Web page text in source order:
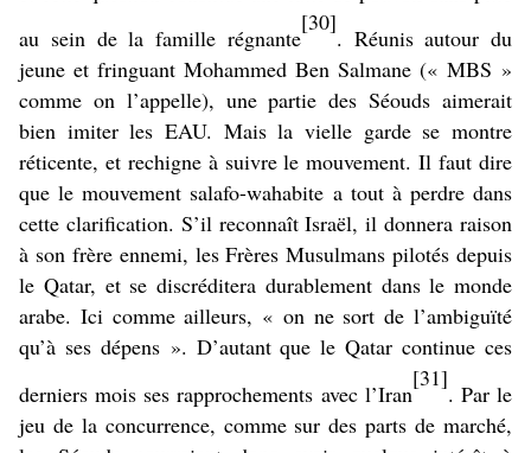
au sein de la famille régnante
[30]
. Réunis autour du
jeune et fringuant Mohammed Ben Salmane (« MBS »
comme on l’appelle), une partie des Séouds aimerait
bien imiter les EAU. Mais la vielle garde se montre
réticente, et rechigne à suivre le mouvement. Il faut dire
que le mouvement salafo-wahabite a tout à perdre dans
cette clarification. S’il reconnaît Israël, il donnera raison
à son frère ennemi, les Frères Musulmans pilotés depuis
le Qatar, et se discréditera durablement dans le monde
arabe. Ici comme ailleurs, « on ne sort de l’ambiguïté
qu’à ses dépens ». D’autant que le Qatar continue ces
derniers mois ses rapprochements avec l’Iran
[31]
. Par le
jeu de la concurrence, comme sur des parts de marché,